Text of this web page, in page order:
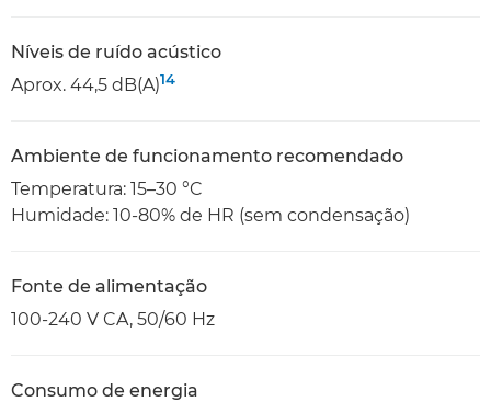
Níveis de ruído acústico
Aprox. 44,5 dB(A)14
Ambiente de funcionamento recomendado
Temperatura: 15–30 °C
Humidade: 10-80% de HR (sem condensação)
Fonte de alimentação
100-240 V CA, 50/60 Hz
Consumo de energia